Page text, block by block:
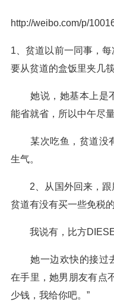
http://weibo.com/p/
1、贫道以前一同事，
要从贫道的盒饭里夹几筷
她说，她基本上是不
能省就省，所以中午尽量
某次吃鱼，贫道没有
生气。
2、从国外回来，跟
贫道有没有买一些免税的
我说有，比方
她一边欢快的接过去
在手里，她男朋友有点
少钱，我给你吧。”